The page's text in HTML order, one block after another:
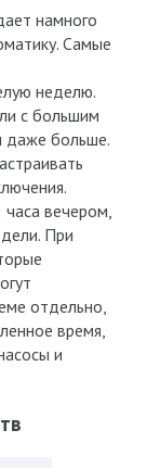
намного
Самые
неделю.
с большим
даже больше.
вечером,
При
отдельно,
время,
и